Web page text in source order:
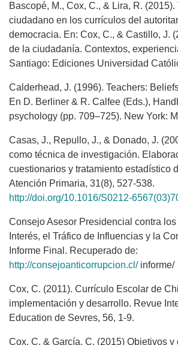
Bascopé, M., Cox, C., & Lira, R. (2015).
ciudadano en los currículos del
democracia. En: Cox, C., & Castillo, J.
de la ciudadanía. Contextos,
Santiago: Ediciones Universidad
Calderhead, J. (1996). Teachers:
En D. Berliner & R. Calfee (Eds.),
psychology (pp. 709–725). New York:
Casas, J., Repullo, J., & Donado, J.
como técnica de investigación.
cuestionarios y tratamiento estadístico
Atención Primaria, 31(8), 527-538.
http://doi.org/10.1016/S0212-
Consejo Asesor Presidencial contra
Interés, el Tráfico de Influencias y la
Informe Final. Recuperado de:
http://consejoanticorrupcion.cl/informe/
Cox, C. (2011). Currículo Escolar de
implementación y desarrollo. Revue
Education de Sevres, 56, 1-9.
Cox, C. & García, C. (2015) Objetivos y